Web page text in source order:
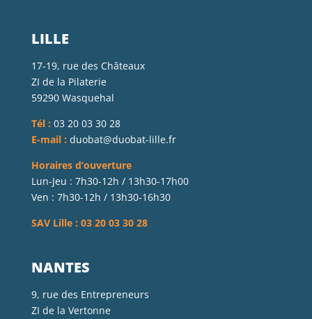
LILLE
17-19, rue des Châteaux
ZI de la Pilaterie
59290 Wasquehal
Tél : 03 20 03 30 28
E-mail : duobat@duobat-lille.fr
Horaires d’ouverture
Lun-Jeu : 7h30-12h / 13h30-17h00
Ven : 7h30-12h / 13h30-16h30
SAV Lille : 03 20 03 30 28
NANTES
9, rue des Entrepreneurs
ZI de la Vertonne